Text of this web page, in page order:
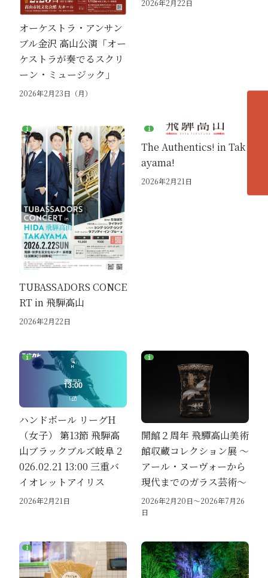
オーケストラ・アンサン
ブル金沢 高山公演「オー
ケストラが奏でるスクリ
ーン・ミュージック」
2026年2月23日（月）
2026年2月22日
TUBASSADORS CONCE
RT in 飛騨高山
2026年2月22日
The Authentics! in Tak
ayama!
2026年2月21日
ハンドボール リーグH
（女子） 第13節 飛騨高
山ブラックブルズ岐阜 2
026.02.21 13:00 三重バ
イオレットアイリス
2026年2月21日
開館２周年 飛驒高山美術
館収蔵コレクション展 ～
アール・ヌーヴォーから
現代までのガラス芸術～
2026年2月20日～2026年7月26
日
各エリアの紹介へ